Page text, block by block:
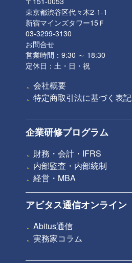
東京都渋谷区代々木2-1-1
新宿マインズタワー15Ｆ
03-3299-3130
お問合せ
営業時間：9:30 ～ 18:30
定休日：土・日・祝
会社概要
特定商取引法に基づく表記
企業研修プログラム
財務・会計・IFRS
内部監査・内部統制
経営・MBA
アビタス通信オンライン
Abitus通信
実務家コラム